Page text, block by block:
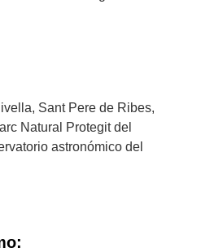
Sant Pere de Ribes,
Natural Protegit del
astronómico del